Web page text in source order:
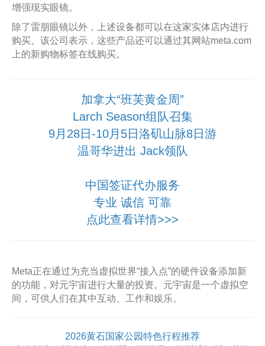
增强现实眼镜。
除了雷朋眼镜以外，上述设备都可以在这家实体店内进行
购买。该公司表示，这些产品还可以通过其网站meta.com
上的新购物标签在线购买。
加拿大“班芙黄金周”
Larch Season组队召集
9月28日-10月5日洛矶山脉8日游
温哥华进出 Jack领队
中国签证代办服务
专业 诚信 可靠
点此查看详情>>>
Meta正在通过为充当虚拟世界“接入点”的硬件设备添加新
的功能，对元宇宙进行大量的投资。元宇宙是一个虚拟空
间，可供人们在其中互动、工作和娱乐。
2026黄石国家公园特色行程推荐